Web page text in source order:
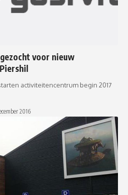
voor nieuw
activiteitencentrum begin 2017
2016